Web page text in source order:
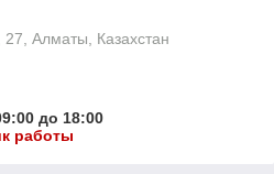
Алматы, Казахстан
до 18:00
работы